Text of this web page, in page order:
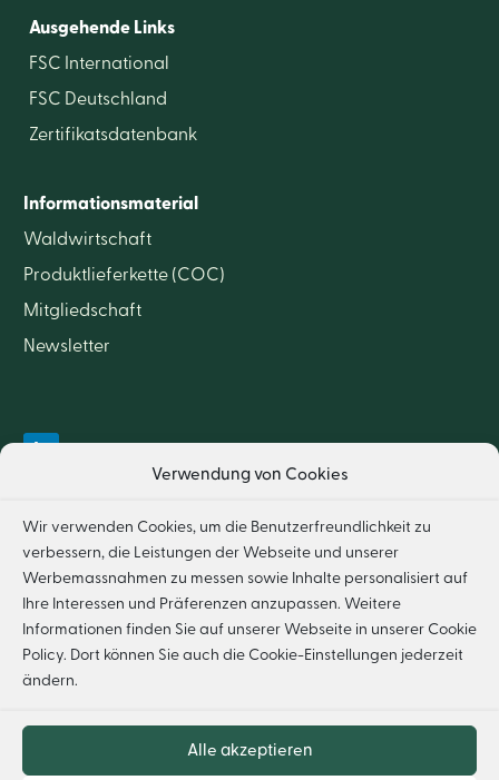
Verwendung von Cookies
Wir verwenden Cookies, um die Benutzerfreundlichkeit zu
verbessern, die Leistungen der Webseite und unserer
Werbemassnahmen zu messen sowie Inhalte personalisiert auf
Ihre Interessen und Präferenzen anzupassen. Weitere
Informationen finden Sie auf unserer Webseite in unserer Cookie
Policy. Dort können Sie auch die Cookie-Einstellungen jederzeit
ändern.
Alle akzeptieren
Ausgehende Links
FSC International
FSC Deutschland
Zertifikatsdatenbank
Informationsmaterial
Waldwirtschaft
Produktlieferkette (COC)
Mitgliedschaft
Newsletter
DATENSCHUTZ
FSC® F000230